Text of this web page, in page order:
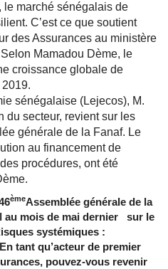
le marché sénégalais de
C’est ce que soutient
des Assurances au ministère
Mamadou Dème, le
croissance globale de
sénégalaise (Lejecos), M.
du secteur, revient sur les
générale de la Fanaf. Le
au financement de
procédures, ont été
èmeAssemblée générale de la
au mois de mai dernier sur le
systémiques :
tant qu’acteur de premier
pouvez-vous revenir